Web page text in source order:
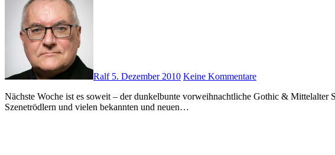
Ralf 5. Dezember 2010 Keine Kommentare
Nächste Woche ist es soweit – der dunkelbunte vorweihnachtliche Gothic & Mittelalter Szenemarkt im Event-Schloss PULP Duisburg erwartet euch! Mit zahlreichen Überraschungen, zahlreichen privaten
Szenetrödlern und vielen bekannten und neuen…